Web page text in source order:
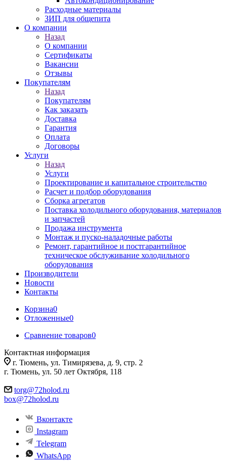
Расходные материалы
ЗИП для общепита
О компании
Назад
О компании
Сертификаты
Вакансии
Отзывы
Покупателям
Назад
Покупателям
Как заказать
Доставка
Гарантия
Оплата
Договоры
Услуги
Назад
Услуги
Проектирование и капитальное строительство
Расчет и подбор оборудования
Сборка агрегатов
Поставка холодильного оборудования, материалов
и запчастей
Продажа инструмента
Монтаж и пуско-наладочные работы
Ремонт, гарантийное и постгарантийное
техническое обслуживание холодильного
оборудования
Производители
Новости
Контакты
Корзина0
Отложенные0
Сравнение товаров0
Контактная информация
г. Тюмень, ул. Тимирязева, д. 9, стр. 2
г. Тюмень, ул. 50 лет Октября, 118
torg@72holod.ru
box@72holod.ru
Вконтакте
Instagram
Telegram
WhatsApp